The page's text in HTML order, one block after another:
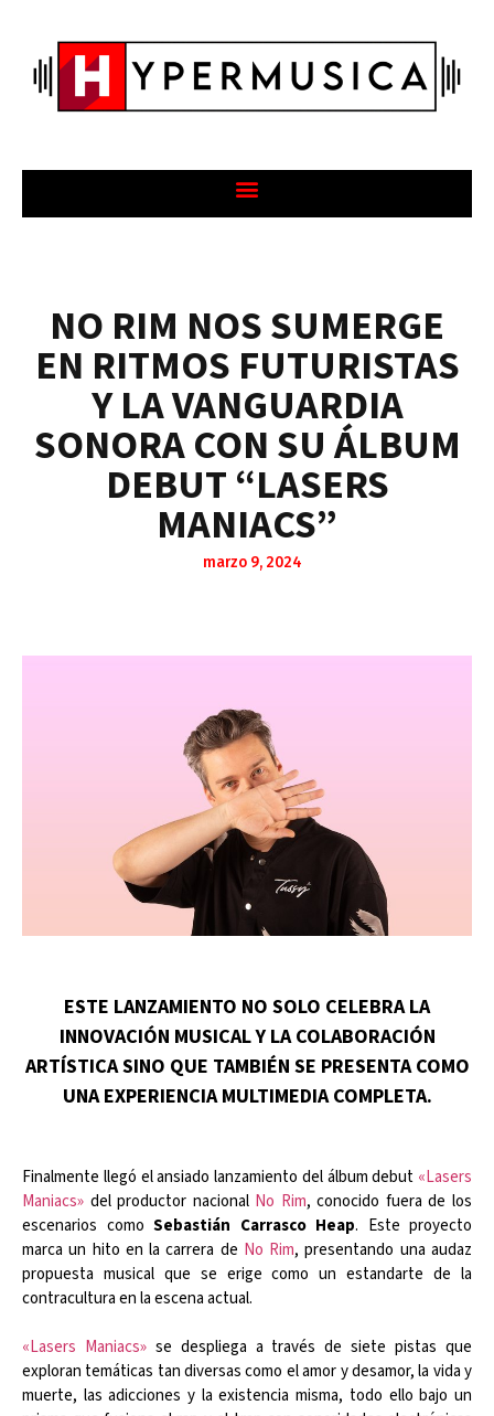
NO RIM NOS SUMERGE
EN RITMOS FUTURISTAS
Y LA VANGUARDIA
SONORA CON SU ÁLBUM
DEBUT “LASERS
MANIACS”
marzo 9, 2024
ESTE LANZAMIENTO NO SOLO CELEBRA LA
INNOVACIÓN MUSICAL Y LA COLABORACIÓN
ARTÍSTICA SINO QUE TAMBIÉN SE PRESENTA COMO
UNA EXPERIENCIA MULTIMEDIA COMPLETA.
Finalmente llegó el ansiado lanzamiento del álbum debut «Lasers
Maniacs» del productor nacional No Rim, conocido fuera de los
escenarios como Sebastián Carrasco Heap. Este proyecto
marca un hito en la carrera de No Rim, presentando una audaz
propuesta musical que se erige como un estandarte de la
contracultura en la escena actual.
«Lasers Maniacs»se despliega a través de siete pistas que
exploran temáticas tan diversas como el amor y desamor, la vida y
muerte, las adicciones y la existencia misma, todo ello bajo un